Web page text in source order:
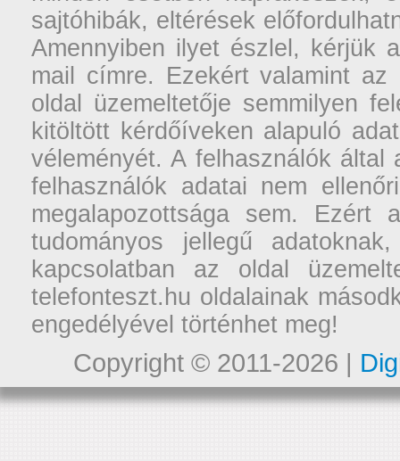
sajtóhibák, eltérések
Amennyiben ilyet észlel, kérjük
mail címre. Ezekért valamint
oldal üzemeltetője semmilyen
kitöltött kérdőíveken alapuló
véleményét. A felhasználók
felhasználók adatai nem
megalapozottsága sem. Ezért
tudományos jellegű
kapcsolatban az oldal
telefonteszt.hu oldalainak
engedélyével történhet meg!
Copyright © 2011-2026 |